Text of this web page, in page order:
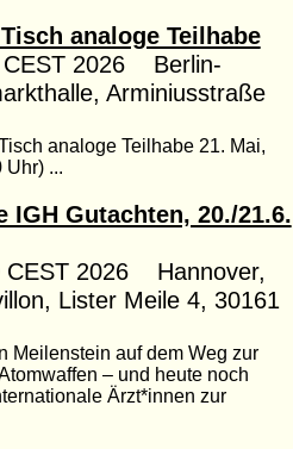
analoge Teilhabe
CEST 2026 Berlin-
Arminiusstraße
analoge Teilhabe 21. Mai,
Uhr) ...
IGH Gutachten, 20./21.6.
CEST 2026 Hannover,
Lister Meile 4, 30161
Meilenstein auf dem Weg zur
– und heute noch
Ärzt*innen zur